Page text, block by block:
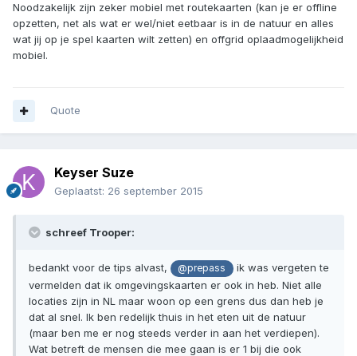
Noodzakelijk zijn zeker mobiel met routekaarten (kan je er offline
opzetten, net als wat er wel/niet eetbaar is in de natuur en alles
wat jij op je spel kaarten wilt zetten) en offgrid oplaadmogelijkheid
mobiel.
Quote
Keyser Suze
Geplaatst: 26 september 2015
schreef Trooper:
bedankt voor de tips alvast, @prepass
ik was vergeten te
vermelden dat ik omgevingskaarten er ook in heb. Niet alle
locaties zijn in NL maar woon op een grens dus dan heb je
dat al snel. Ik ben redelijk thuis in het eten uit de natuur
(maar ben me er nog steeds verder in aan het verdiepen).
Wat betreft de mensen die mee gaan is er 1 bij die ook